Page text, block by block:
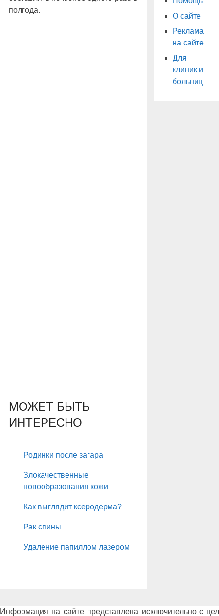
полгода.
МОЖЕТ БЫТЬ
ИНТЕРЕСНО
Родинки после загара
Злокачественные
новообразования кожи
Как выглядит ксеродерма?
Рак спины
Удаление папиллом лазером
О сайте
Реклама
на сайте
Для
клиник и
больниц
Информация на сайте представлена исключительно с